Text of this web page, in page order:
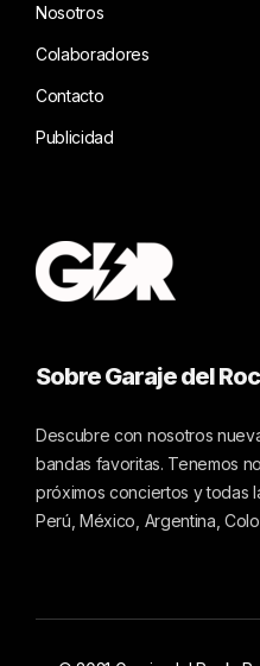
Nosotros
Colaboradores
Contacto
Publicidad
Sobre Garaje del
Descubre con nosotros
bandas favoritas. Tenemos
próximos conciertos y todas
Perú, México, Argentina,